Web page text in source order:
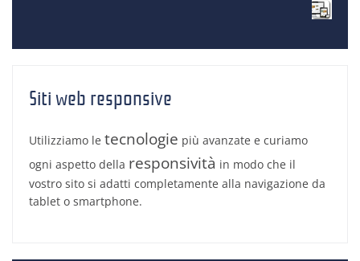
Siti web responsive
Utilizziamo le tecnologie più avanzate e curiamo
ogni aspetto della responsività in modo che il
vostro sito si adatti completamente alla navigazione da
tablet o smartphone.